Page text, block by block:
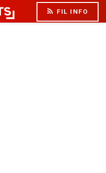
FIL INFO